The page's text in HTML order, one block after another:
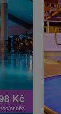
Kč
osoba